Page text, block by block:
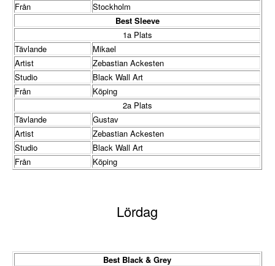
Från
Stockholm
Best Sleeve
1a Plats
Tävlande
Mikael
Artist
Zebastian Ackesten
Studio
Black Wall Art
Från
Köping
2a Plats
Tävlande
Gustav
Artist
Zebastian Ackesten
Studio
Black Wall Art
Från
Köping
Lördag
Best Black & Grey